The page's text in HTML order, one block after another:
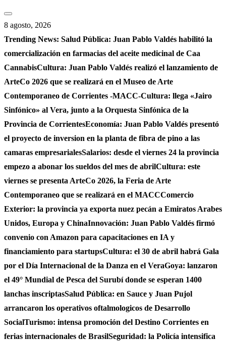
Saltar
al
contenido
8 agosto, 2026
Trending News: Salud Pública: Juan Pablo Valdés habilitó la
comercialización en farmacias del aceite medicinal de Caa
CannabisCultura: Juan Pablo Valdés realizó el lanzamiento de
ArteCo 2026 que se realizará en el Museo de Arte
Contemporaneo de Corrientes -MACC-Cultura: llega «Jairo
Sinfónico» al Vera, junto a la Orquesta Sinfónica de la
Provincia de CorrientesEconomía: Juan Pablo Valdés presentó
el proyecto de inversion en la planta de fibra de pino a las
camaras empresarialesSalarios: desde el viernes 24 la provincia
empezo a abonar los sueldos del mes de abrilCultura: este
viernes se presenta ArteCo 2026, la Feria de Arte
Contemporaneo que se realizará en el MACCComercio
Exterior: la provincia ya exporta nuez pecán a Emiratos Arabes
Unidos, Europa y ChinaInnovación: Juan Pablo Valdés firmó
convenio con Amazon para capacitaciones en IA y
financiamiento para startupsCultura: el 30 de abril habrá Gala
por el Día Internacional de la Danza en el VeraGoya: lanzaron
el 49° Mundial de Pesca del Surubí donde se esperan 1400
lanchas inscriptasSalud Pública: en Sauce y Juan Pujol
arrancaron los operativos oftalmologicos de Desarrollo
SocialTurismo: intensa promoción del Destino Corrientes en
ferias internacionales de BrasilSeguridad: la Policía intensifica